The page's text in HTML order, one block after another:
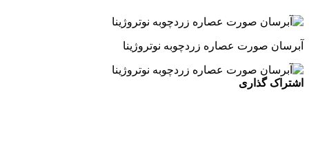
آبرسان صورت عصاره زردچوبه نوتروژینا
اشتراک گذاری